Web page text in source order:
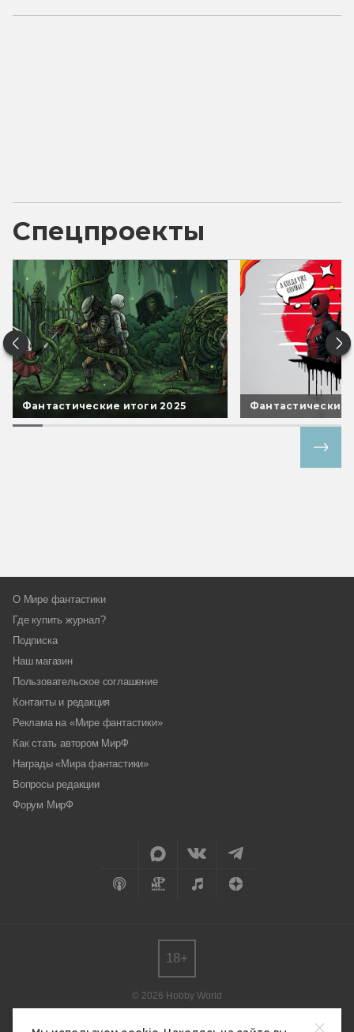
Спецпроекты
Фантастические итоги 2025 Фантастические
О Мире фантастики
Где купить журнал?
Подписка
Наш магазин
Пользовательское соглашение
Контакты и редакция
Реклама на «Мире фантастики»
Как стать автором МирФ
Награды «Мира фантастики»
Вопросы редакции
Форум МирФ
© 2026 Hobby World
редакции.
18+